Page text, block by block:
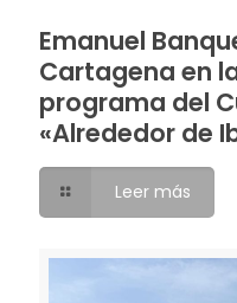
Emanuel
Cartagena en
programa del
«Alrededor de
Leer más